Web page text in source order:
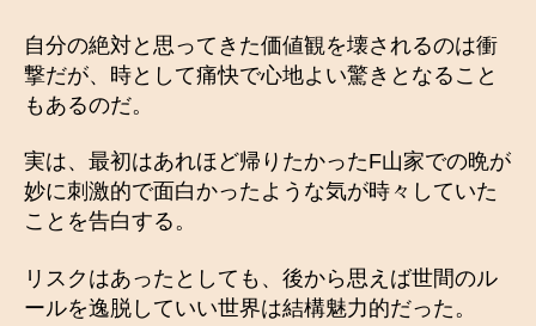
自分の絶対と思ってきた価値観を壊されるのは衝
撃だが、時として痛快で心地よい驚きとなること
もあるのだ。
実は、最初はあれほど帰りたかったF山家での晩が
妙に刺激的で面白かったような気が時々していた
ことを告白する。
リスクはあったとしても、後から思えば世間のル
ールを逸脱していい世界は結構魅力的だった。